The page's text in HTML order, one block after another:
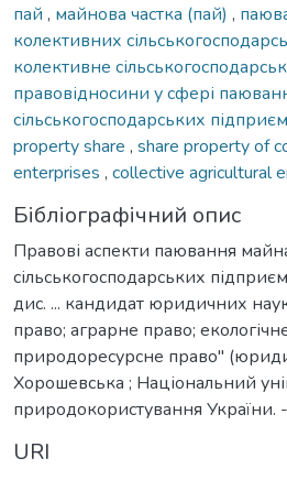
пай , майнова частка (пай) ,
колективних
колективне
правовідносини у сфері
сільськогосподарських
property share , share property of
enterprises , collective agricultural
Бібліографічний опис
Правові аспекти паювання
сільськогосподарських
дис. ... кандидат юридичних
право; аграрне право;
природоресурсне право"
Хорошевська ; Національний
природокористування України.
URI